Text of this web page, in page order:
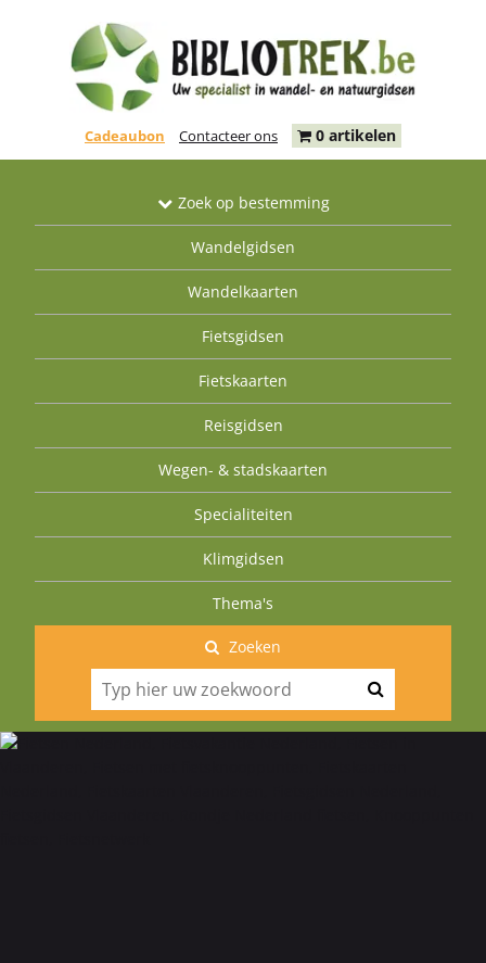
Cadeaubon Contacteer ons 0 artikelen
Zoek op bestemming
Wandelgidsen
Wandelkaarten
Fietsgidsen
Fietskaarten
Reisgidsen
Wegen- & stadskaarten
Specialiteiten
Klimgidsen
Thema's
Zoeken